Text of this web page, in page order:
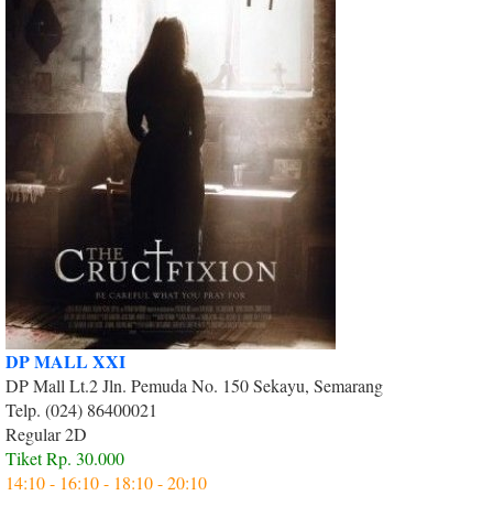
DP MALL XXI
DP Mall Lt.2 Jln. Pemuda No. 150 Sekayu, Semarang
Telp. (024) 86400021
Regular 2D
Tiket Rp. 30.000
14:10 - 16:10 - 18:10 - 20:10